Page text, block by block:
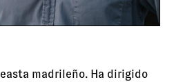
madrileño. Ha dirigido